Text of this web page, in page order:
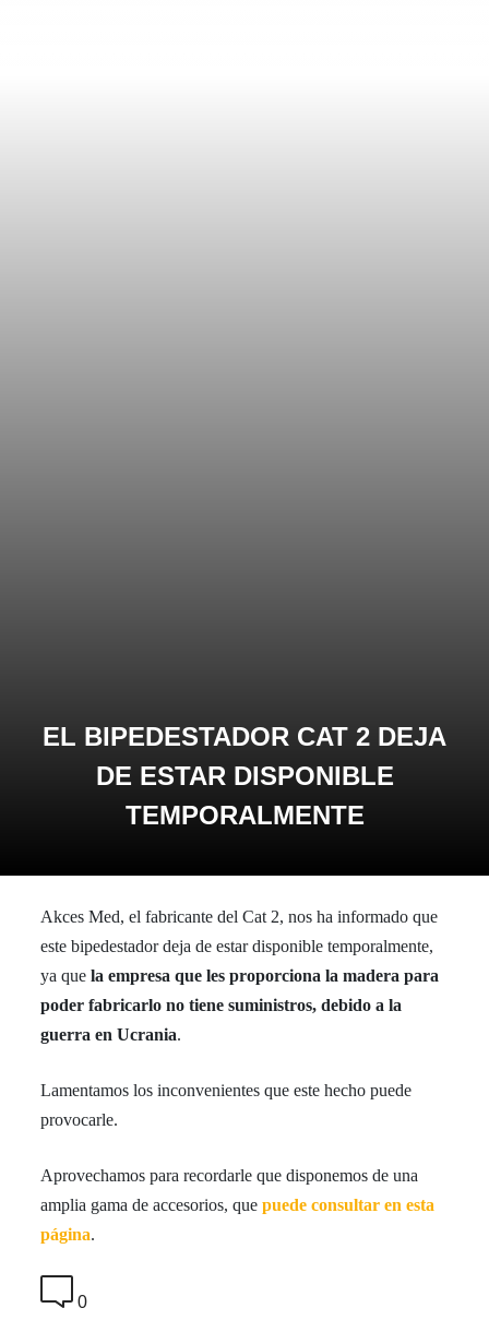
EL BIPEDESTADOR CAT 2 DEJA
DE ESTAR DISPONIBLE
TEMPORALMENTE
Akces Med, el fabricante del Cat 2, nos ha informado que
este bipedestador deja de estar disponible temporalmente,
ya quela empresa que les proporciona la madera para
poder fabricarlo no tiene suministros, debido a la
guerra en Ucrania.
Lamentamos los inconvenientes que este hecho puede
provocarle.
Aprovechamos para recordarle que disponemos de una
amplia gama de accesorios, que puede consultar en esta
página.
0